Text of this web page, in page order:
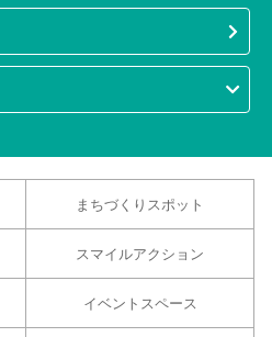
まちづくりスポット
スマイルアクション
イベントスペース